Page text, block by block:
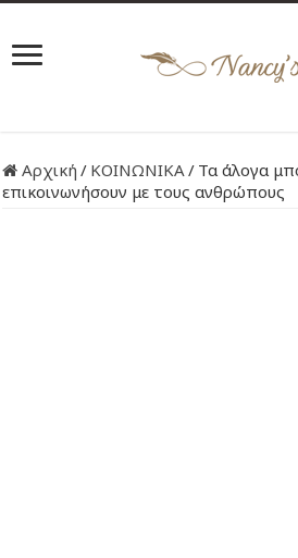
Αρχική / ΚΟΙΝΩΝΙΚΑ/ Τα άλογα
επικοινωνήσουν με τους ανθρώπους